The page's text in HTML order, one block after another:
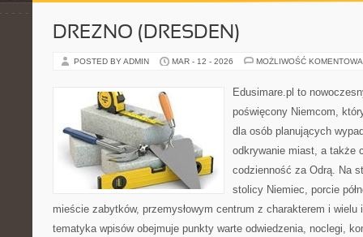
DREZNO (DRESDEN)
POSTED BY ADMIN MAR - 12 - 2026 MOŻLIWOŚĆ
Edusimare.pl to
poświęcony Niemcom,
dla osób planujących
odkrywanie miast, a także
codzienność za Odrą. Na
stolicy Niemiec, porcie
mieście zabytków, przemysłowym centrum z charakterem i
tematyka wpisów obejmuje punkty warte odwiedzenia, noclegi,